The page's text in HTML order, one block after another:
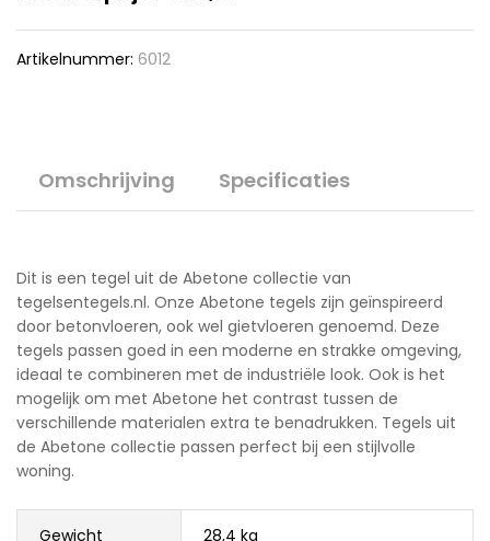
Artikelnummer: 6012
Omschrijving Specificaties
Dit is een tegel uit de Abetone collectie van
tegelsentegels.nl. Onze Abetone tegels zijn geïnspireerd
door betonvloeren, ook wel gietvloeren genoemd. Deze
tegels passen goed in een moderne en strakke omgeving,
ideaal te combineren met de industriële look. Ook is het
mogelijk om met Abetone het contrast tussen de
verschillende materialen extra te benadrukken. Tegels uit
de Abetone collectie passen perfect bij een stijlvolle
woning.
Gewicht 28,4 kg